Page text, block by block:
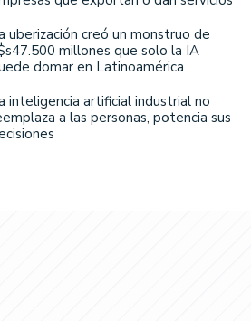
uberización creó un monstruo de
millones que solo la IA
domar en Latinoamérica
inteligencia artificial industrial no
a las personas, potencia sus